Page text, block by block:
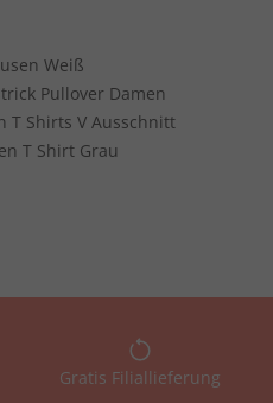
Weiß
Pullover Damen
T Shirts V Ausschnitt
T Shirt Grau
Gratis Filiallieferung